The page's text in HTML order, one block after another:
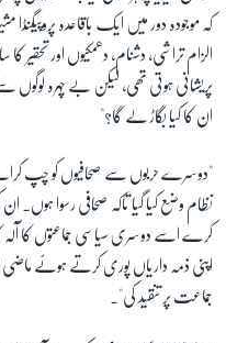
کہ موجودہ دور میں ایک باقاعدہ
الزام تراشی، دشنام، دھمکیوں اور
پریشانی ہوتی تھی، لیکن بے چہرہ لوگوں
ان کا کیا بگاڑ لے گا؟"
"دوسرے حربوں سے صحافیوں کو چپ
نظام وضع کیا گیا تاکہ صحافی رسوا ہوں۔
کرے اسے دوسری سیاسی جماعتوں کا آلہ
اپنی ذمہ داریاں پوری کرتے ہوئے ماضی
جماعت پر تنقید کی"۔